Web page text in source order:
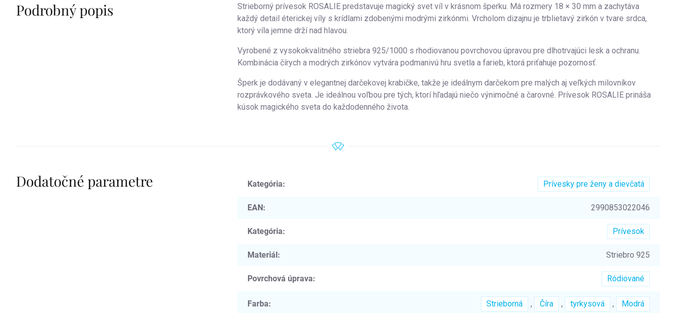
Podrobný popis
Strieborný prívesok ROSALIE predstavuje magický svet víl v krásnom šperku. Má rozmery 18 × 30 mm a zachytáva
každý detail éterickej víly s krídlami zdobenými modrými zirkónmi. Vrcholom dizajnu je trblietavý zirkón v tvare srdca,
ktorý víla jemne drží nad hlavou.
Vyrobené z vysokokvalitného striebra 925/1000 s rhodiovanou povrchovou úpravou pre dlhotrvajúci lesk a ochranu.
Kombinácia čírych a modrých zirkónov vytvára podmanivú hru svetla a farieb, ktorá priťahuje pozornosť.
Šperk je dodávaný v elegantnej darčekovej krabičke, takže je ideálnym darčekom pre malých aj veľkých milovníkov
rozprávkového sveta. Je ideálnou voľbou pre tých, ktorí hľadajú niečo výnimočné a čarovné. Prívesok ROSALIE prináša
kúsok magického sveta do každodenného života.
Dodatočné parametre Kategória: Prívesky pre ženy a dievčatá
EAN: 2990853022046
Kategória: Prívesok
Materiál: Striebro 925
Povrchová úprava: Ródiované
Farba: Strieborná , Číra , tyrkysová , Modrá